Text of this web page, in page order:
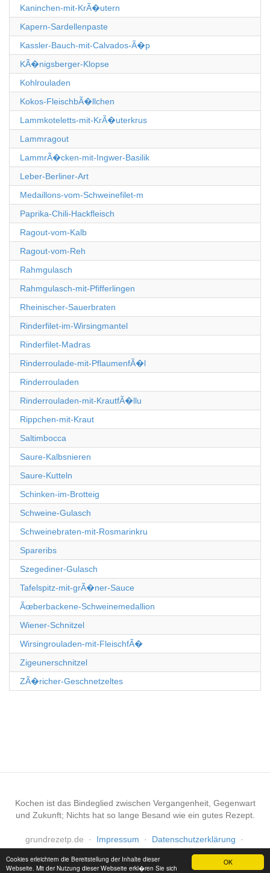
OK
Cookies erleichtern die Bereitstellung der Inhalte dieser
Webseite. Mit der Nutzung dieser Webseite erkl�ren Sie sich
Kaninchen-mit-KrÃ�utern
Kapern-Sardellenpaste
Kassler-Bauch-mit-Calvados-Ã�p
KÃ�nigsberger-Klopse
Kohlrouladen
Kokos-FleischbÃ�llchen
Lammkoteletts-mit-KrÃ�uterkrus
Lammragout
LammrÃ�cken-mit-Ingwer-Basilik
Leber-Berliner-Art
Medaillons-vom-Schweinefilet-m
Paprika-Chili-Hackfleisch
Ragout-vom-Kalb
Ragout-vom-Reh
Rahmgulasch
Rahmgulasch-mit-Pfifferlingen
Rheinischer-Sauerbraten
Rinderfilet-im-Wirsingmantel
Rinderfilet-Madras
Rinderroulade-mit-PflaumenfÃ�l
Rinderrouladen
Rinderrouladen-mit-KrautfÃ�llu
Rippchen-mit-Kraut
Saltimbocca
Saure-Kalbsnieren
Saure-Kutteln
Schinken-im-Brotteig
Schweine-Gulasch
Schweinebraten-mit-Rosmarinkru
Spareribs
Szegediner-Gulasch
Tafelspitz-mit-grÃ�ner-Sauce
Ãœberbackene-Schweinemedallion
Wiener-Schnitzel
Wirsingrouladen-mit-FleischfÃ�
Zigeunerschnitzel
ZÃ�richer-Geschnetzeltes
Kochen ist das Bindeglied zwischen Vergangenheit, Gegenwart
und Zukunft; Nichts hat so lange Besand wie ein gutes Rezept.
grundrezetp.de · Impressum · Datenschutzerklärung
·
Haftungsausschluss